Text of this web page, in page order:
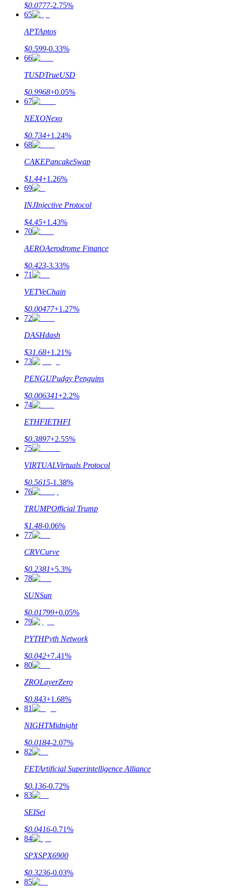
$0.0777-2.75%
65
APTAptos
$0.599-0.33%
66
TUSDTrueUSD
$0.9968+0.05%
67
NEXONexo
$0.734+1.24%
68
CAKEPancakeSwap
$1.44+1.26%
69
INJInjective Protocol
$4.45+1.43%
70
AEROAerodrome Finance
$0.423-3.33%
71
VETVeChain
$0.00477+1.27%
72
DASHdash
$31.68+1.21%
73
PENGUPudgy Penguins
$0.006341+2.2%
74
ETHFIETHFI
$0.3897+2.55%
75
VIRTUALVirtuals Protocol
$0.5615-1.38%
76
TRUMPOfficial Trump
$1.48-0.06%
77
CRVCurve
$0.2381+5.3%
78
SUNSun
$0.01799+0.05%
79
PYTHPyth Network
$0.042+7.41%
80
ZROLayerZero
$0.843+1.68%
81
NIGHTMidnight
$0.0184-2.07%
82
FETArtificial Superintelligence Alliance
$0.136-0.72%
83
SEISei
$0.0416-0.71%
84
SPXSPX6900
$0.3236-0.03%
85